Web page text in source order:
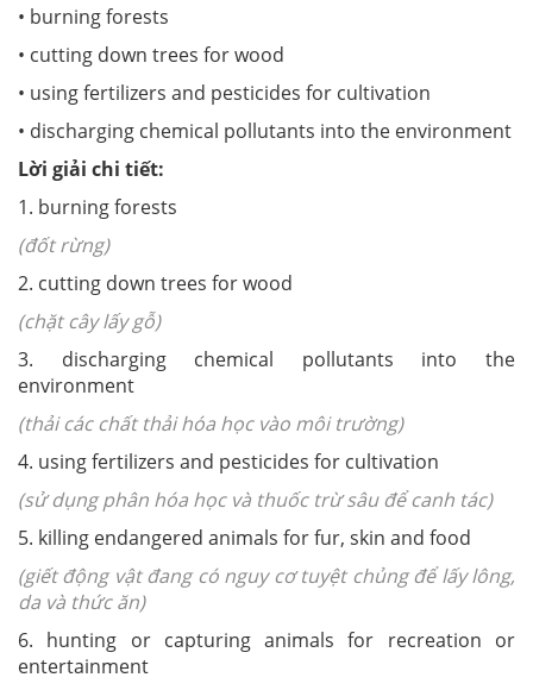
• burning forests
• cutting down trees for wood
• using fertilizers and pesticides for cultivation
• discharging chemical pollutants into the environment
Lời giải chi tiết:
1. burning forests
(đốt rừng)
2. cutting down trees for wood
(chặt cây lấy gỗ)
3. discharging chemical pollutants into the
environment
(thải các chất thải hóa học vào môi trường)
4. using fertilizers and pesticides for cultivation
(sử dụng phân hóa học và thuốc trừ sâu để canh tác)
5. killing endangered animals for fur, skin and food
(giết động vật đang có nguy cơ tuyệt chủng để lấy lông,
da và thức ăn)
6. hunting or capturing animals for recreation or
entertainment